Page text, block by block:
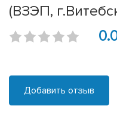
(ВЗЭП,
Добавить отзыв